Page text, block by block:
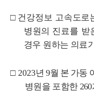
□ 건강정보 고속도로
병원의 진료를 받
경우 원하는 의료
□ 2023년 9월 본 가동
병원을 포함한 260